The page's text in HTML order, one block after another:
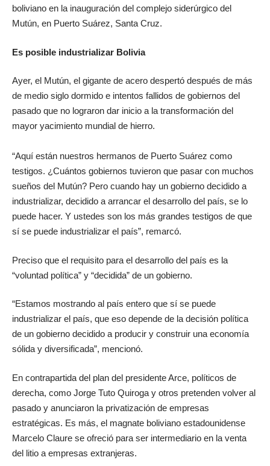
boliviano en la inauguración del complejo siderúrgico del
Mutún, en Puerto Suárez, Santa Cruz.
Es posible industrializar Bolivia
Ayer, el Mutún, el gigante de acero despertó después de más
de medio siglo dormido e intentos fallidos de gobiernos del
pasado que no lograron dar inicio a la transformación del
mayor yacimiento mundial de hierro.
“Aquí están nuestros hermanos de Puerto Suárez como
testigos. ¿Cuántos gobiernos tuvieron que pasar con muchos
sueños del Mutún? Pero cuando hay un gobierno decidido a
industrializar, decidido a arrancar el desarrollo del país, se lo
puede hacer. Y ustedes son los más grandes testigos de que
sí se puede industrializar el país”, remarcó.
Preciso que el requisito para el desarrollo del país es la
“voluntad política” y “decidida” de un gobierno.
“Estamos mostrando al país entero que sí se puede
industrializar el país, que eso depende de la decisión política
de un gobierno decidido a producir y construir una economía
sólida y diversificada”, mencionó.
En contrapartida del plan del presidente Arce, políticos de
derecha, como Jorge Tuto Quiroga y otros pretenden volver al
pasado y anunciaron la privatización de empresas
estratégicas. Es más, el magnate boliviano estadounidense
Marcelo Claure se ofreció para ser intermediario en la venta
del litio a empresas extranjeras.